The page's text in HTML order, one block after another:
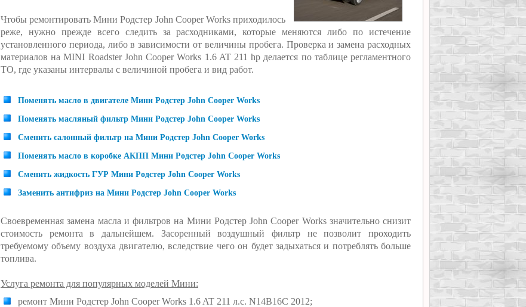
Чтобы ремонтировать Мини Родстер John Cooper Works приходилось
реже, нужно прежде всего следить за расходниками, которые меняются либо по истечение
установленного периода, либо в зависимости от величины пробега. Проверка и замена расходных
материалов на MINI Roadster John Cooper Works 1.6 AT 211 hp делается по таблице регламентного
ТО, где указаны интервалы с величиной пробега и вид работ.
Поменять масло в двигателе Мини Родстер John Cooper Works
Поменять масляный фильтр Мини Родстер John Cooper Works
Сменить салонный фильтр на Мини Родстер John Cooper Works
Поменять масло в коробке АКПП Мини Родстер John Cooper Works
Сменить жидкость ГУР Мини Родстер John Cooper Works
Заменить антифриз на Мини Родстер John Cooper Works
Своевременная замена масла и фильтров на Мини Родстер John Cooper Works значительно снизит
стоимость ремонта в дальнейшем. Засоренный воздушный фильтр не позволит проходить
требуемому объему воздуха двигателю, вследствие чего он будет задыхаться и потреблять больше
топлива.
Услуга ремонта для популярных моделей Мини:
ремонт Мини Родстер John Cooper Works 1.6 AT 211 л.с. N14B16C 2012;